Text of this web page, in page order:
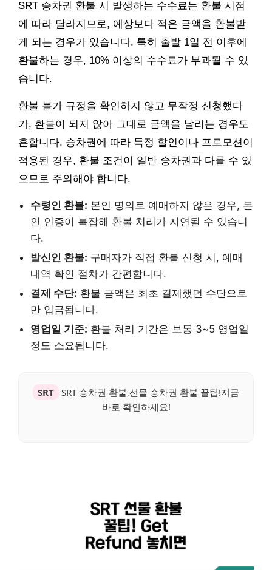
SRT 승차권 환불 시 발생하는 수수료는 환불 시점
에 따라 달라지므로, 예상보다 적은 금액을 환불받
게 되는 경우가 있습니다. 특히 출발 1일 전 이후에
환불하는 경우, 10% 이상의 수수료가 부과될 수 있
습니다.
환불 불가 규정을 확인하지 않고 무작정 신청했다
가, 환불이 되지 않아 그대로 금액을 날리는 경우도
흔합니다. 승차권에 따라 특정 할인이나 프로모션이
적용된 경우, 환불 조건이 일반 승차권과 다를 수 있
으므로 주의해야 합니다.
수령인 환불: 본인 명의로 예매하지 않은 경우, 본
인 인증이 복잡해 환불 처리가 지연될 수 있습니
다.
발신인 환불: 구매자가 직접 환불 신청 시, 예매
내역 확인 절차가 간편합니다.
결제 수단: 환불 금액은 최초 결제했던 수단으로
만 입금됩니다.
영업일 기준: 환불 처리 기간은 보통 3~5 영업일
정도 소요됩니다.
SRT SRT 승차권 환불,선물 승차권 환불 꿀팁!지금
바로 확인하세요!